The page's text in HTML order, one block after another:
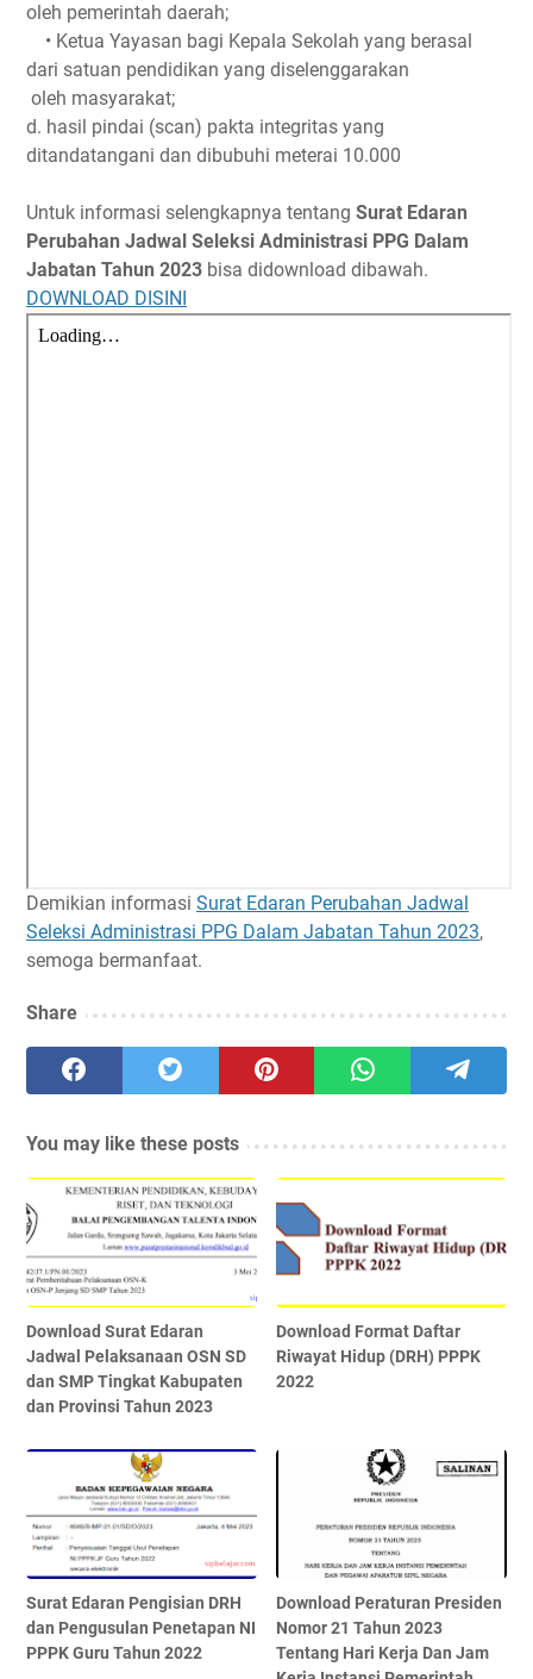
oleh pemerintah daerah;
• Ketua Yayasan bagi Kepala Sekolah yang berasal
dari satuan pendidikan yang diselenggarakan
oleh masyarakat;
d. hasil pindai (scan) pakta integritas yang
ditandatangani dan dibubuhi meterai 10.000
Untuk informasi selengkapnya tentang Surat Edaran
Perubahan Jadwal Seleksi Administrasi PPG Dalam
Jabatan Tahun 2023 bisa didownload dibawah.
DOWNLOAD DISINI
Demikian informasi Surat Edaran Perubahan Jadwal
Seleksi Administrasi PPG Dalam Jabatan Tahun 2023,
semoga bermanfaat.
Share
You may like these posts
Download Surat Edaran
Jadwal Pelaksanaan OSN SD
dan SMP Tingkat Kabupaten
dan Provinsi Tahun 2023
Download Format Daftar
Riwayat Hidup (DRH) PPPK
2022
Surat Edaran Pengisian DRH
dan Pengusulan Penetapan NI
PPPK Guru Tahun 2022
Download Peraturan Presiden
Nomor 21 Tahun 2023
Tentang Hari Kerja Dan Jam